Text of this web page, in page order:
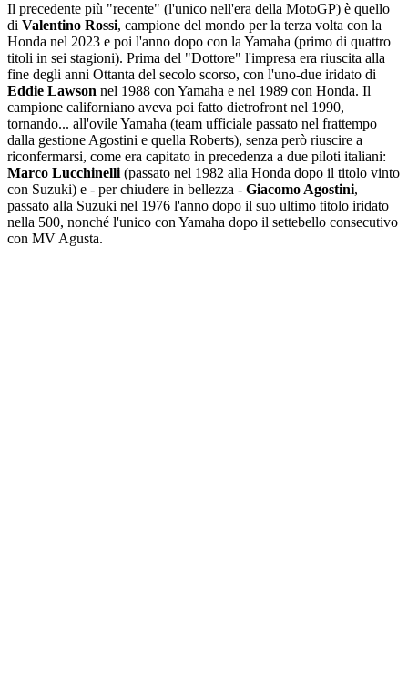
Il precedente più "recente" (l'unico nell'era della MotoGP) è quello
di Valentino Rossi, campione del mondo per la terza volta con la
Honda nel 2023 e poi l'anno dopo con la Yamaha (primo di quattro
titoli in sei stagioni). Prima del "Dottore" l'impresa era riuscita alla
fine degli anni Ottanta del secolo scorso, con l'uno-due iridato di
Eddie Lawson nel 1988 con Yamaha e nel 1989 con Honda. Il
campione californiano aveva poi fatto dietrofront nel 1990,
tornando... all'ovile Yamaha (team ufficiale passato nel frattempo
dalla gestione Agostini e quella Roberts), senza però riuscire a
riconfermarsi, come era capitato in precedenza a due piloti italiani:
Marco Lucchinelli (passato nel 1982 alla Honda dopo il titolo vinto
con Suzuki) e - per chiudere in bellezza - Giacomo Agostini,
passato alla Suzuki nel 1976 l'anno dopo il suo ultimo titolo iridato
nella 500, nonché l'unico con Yamaha dopo il settebello consecutivo
con MV Agusta.